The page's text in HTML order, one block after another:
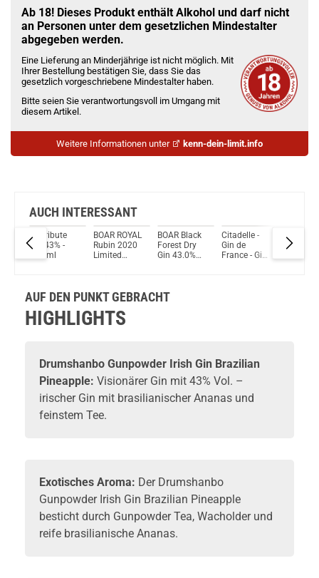
Check das mal!
Ron Centenario Tasting Set (9/12/20/25/30) 40% Vol. 250ml inkl. Geschenkbox
Du willst Kröten sparen?
Schau mal hier!
Suorin Ace 2ml 1000mAh Pod Kit Weiss
Ab 18! Dieses Produkt enthält Alkohol und darf nicht
an Personen unter dem gesetzlichen Mindestalter
abgegeben werden.
Eine Lieferung an Minderjährige ist nicht möglich. Mit
Ihrer Bestellung bestätigen Sie, dass Sie das
gesetzlich vorgeschriebene Mindestalter haben.
Bitte seien Sie verantwortungsvoll im Umgang mit
diesem Artikel.
Weitere Informationen unter kenn-dein-limit.info
AUCH INTERESSANT
Le Tribute
Gin 43% -
700 ml
BOAR ROYAL
Rubin 2020
Limited
43.0%
BOAR Black
Forest Dry
Gin 43.0%
Citadelle -
Gin de
France - Gin
Brooklyn
AUF DEN PUNKT GEBRACHT
HIGHLIGHTS
Drumshanbo Gunpowder Irish Gin Brazilian
Pineapple: Visionärer Gin mit 43% Vol. –
irischer Gin mit brasilianischer Ananas und
feinstem Tee.
Exotisches Aroma: Der Drumshanbo
Gunpowder Irish Gin Brazilian Pineapple
besticht durch Gunpowder Tea, Wacholder und
reife brasilianische Ananas.